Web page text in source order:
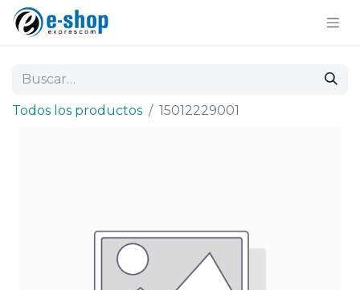
Todos los productos 15012229001